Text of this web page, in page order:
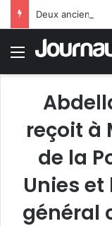
Menu
reçoit à
de la
Unies
général